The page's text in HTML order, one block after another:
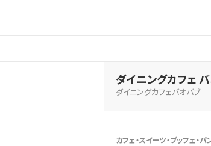
ダイニングカフェ
ダイニングカフェバオバブ
カフェ・スイーツ・ブッフェ・パ